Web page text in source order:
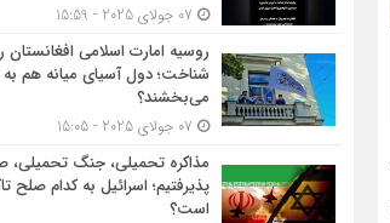
روسیه امارت اسلامی
شناخت؛ دول آسیای میانه هم به
می‎‌بخشند؟
مذاکره تحمیلی، جنگ تحمیلی،
پذیرفتیم؛ اسرائیل به کدام صلح
است؟